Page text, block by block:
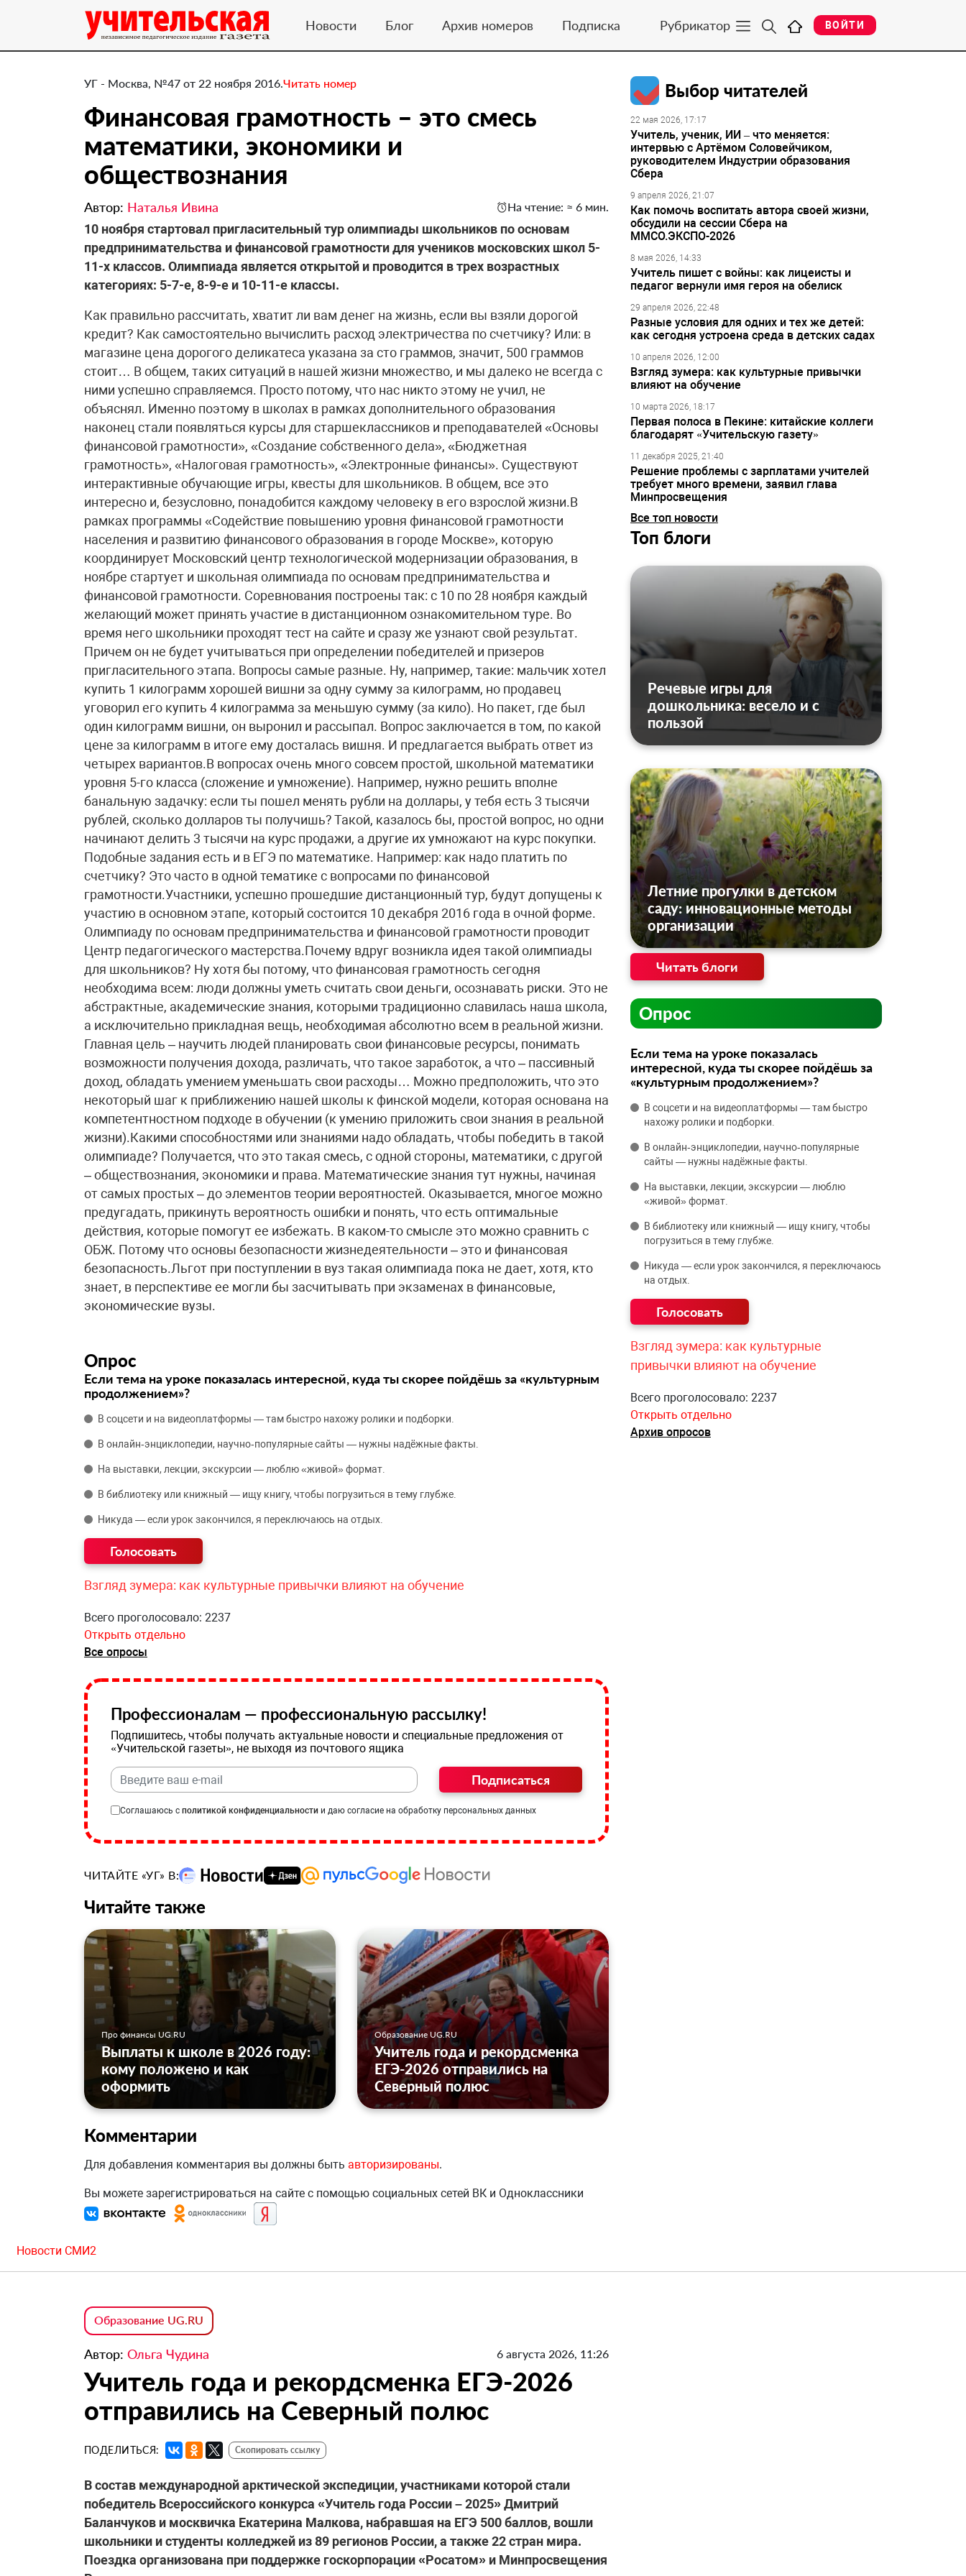
Новости Блог Архив номеров Подписка Рубрикатор ВОЙТИ
УГ - Москва, №47 от 22 ноября 2016.Читать номер
​Финансовая грамотность – это смесь
математики, экономики и
обществознания
Автор: Наталья Ивина На чтение: ≈ 6 мин.
10 ноября стартовал пригласительный тур олимпиады школьников по основам
предпринимательства и финансовой грамотности для учеников московских школ 5-
11-х классов. Олимпиада является открытой и проводится в трех возрастных
категориях: 5-7-е, 8-9-е и 10-11-е классы.
Как правильно рассчитать, хватит ли вам денег на жизнь, если вы взяли дорогой
кредит? Как самостоятельно вычислить расход электричества по счетчику? Или: в
магазине цена дорогого деликатеса указана за сто граммов, значит, 500 граммов
стоит… В общем, таких ситуаций в нашей жизни множество, и мы далеко не всегда с
ними успешно справляемся. Просто потому, что нас никто этому не учил, не
объяснял. Именно поэтому в школах в рамках дополнительного образования
наконец стали появляться курсы для старшеклассников и преподавателей «Основы
финансовой грамотности», «Создание собственного дела», «Бюджетная
грамотность», «Налоговая грамотность», «Электронные финансы». Существуют
интерактивные обучающие игры, квесты для школьников. В общем, все это
интересно и, безусловно, понадобится каждому человеку в его взрослой жизни.В
рамках программы «Содействие повышению уровня финансовой грамотности
населения и развитию финансового образования в городе Москве», которую
координирует Московский центр технологической модернизации образования, в
ноябре стартует и школьная олимпиада по основам предпринимательства и
финансовой грамотности. Соревнования построены так: с 10 по 28 ноября каждый
желающий может принять участие в дистанционном ознакомительном туре. Во
время него школьники проходят тест на сайте и сразу же узнают свой результат.
Причем он не будет учитываться при определении победителей и призеров
пригласительного этапа. Вопросы самые разные. Ну, например, такие: мальчик хотел
купить 1 килограмм хорошей вишни за одну сумму за килограмм, но продавец
уговорил его купить 4 килограмма за меньшую сумму (за кило). Но пакет, где был
один килограмм вишни, он выронил и рассыпал. Вопрос заключается в том, по какой
цене за килограмм в итоге ему досталась вишня. И предлагается выбрать ответ из
четырех вариантов.В вопросах очень много совсем простой, школьной математики
уровня 5-го класса (сложение и умножение). Например, нужно решить вполне
банальную задачку: если ты пошел менять рубли на доллары, у тебя есть 3 тысячи
рублей, сколько долларов ты получишь? Такой, казалось бы, простой вопрос, но одни
начинают делить 3 тысячи на курс продажи, а другие их умножают на курс покупки.
Подобные задания есть и в ЕГЭ по математике. Например: как надо платить по
счетчику? Это часто в одной тематике с вопросами по финансовой
грамотности.Участники, успешно прошедшие дистанционный тур, будут допущены к
участию в основном этапе, который состоится 10 декабря 2016 года в очной форме.
Олимпиаду по основам предпринимательства и финансовой грамотности проводит
Центр педагогического мастерства.Почему вдруг возникла идея такой олимпиады
для школьников? Ну хотя бы потому, что финансовая грамотность сегодня
необходима всем: люди должны уметь считать свои деньги, осознавать риски. Это не
абстрактные, академические знания, которыми традиционно славилась наша школа,
а исключительно прикладная вещь, необходимая абсолютно всем в реальной жизни.
Главная цель – научить людей планировать свои финансовые ресурсы, понимать
возможности получения дохода, различать, что такое заработок, а что – пассивный
доход, обладать умением уменьшать свои расходы… Можно предположить, что это
некоторый шаг к приближению нашей школы к финской модели, которая основана на
компетентностном подходе в обучении (к умению приложить свои знания в реальной
жизни).Какими способностями или знаниями надо обладать, чтобы победить в такой
олимпиаде? Получается, что это такая смесь, с одной стороны, математики, с другой
– обществознания, экономики и права. Математические знания тут нужны, начиная
от самых простых – до элементов теории вероятностей. Оказывается, многое можно
предугадать, прикинуть вероятность ошибки и понять, что есть оптимальные
действия, которые помогут ее избежать. В каком-то смысле это можно сравнить с
ОБЖ. Потому что основы безопасности жизнедеятельности – это и финансовая
безопасность.Льгот при поступлении в вуз такая олимпиада пока не дает, хотя, кто
знает, в перспективе ее могли бы засчитывать при экзаменах в финансовые,
экономические вузы.
Опрос
Если тема на уроке показалась интересной, куда ты скорее пойдёшь за «культурным
продолжением»?
В соцсети и на видеоплатформы — там быстро нахожу ролики и подборки.
В онлайн‑энциклопедии, научно‑популярные сайты — нужны надёжные факты.
На выставки, лекции, экскурсии — люблю «живой» формат.
В библиотеку или книжный — ищу книгу, чтобы погрузиться в тему глубже.
Никуда — если урок закончился, я переключаюсь на отдых.
Взгляд зумера: как культурные привычки влияют на обучение
Всего проголосовало: 2237
Открыть отдельно
Все опросы
Профессионалам — профессиональную рассылку!
Подпишитесь, чтобы получать актуальные новости и специальные предложения от
«Учительской газеты», не выходя из почтового ящика
Подписаться
Соглашаюсь с политикой конфиденциальности и даю согласие на обработку персональных данных
ЧИТАЙТЕ «УГ» В:
Читайте также
Про финансы UG.RU
Выплаты к школе в 2026 году:
кому положено и как
оформить
Образование UG.RU
Учитель года и рекордсменка
ЕГЭ-2026 отправились на
Северный полюс
Комментарии
Для добавления комментария вы должны быть авторизированы.
Вы можете зарегистрироваться на сайте с помощью социальных сетей ВК и Одноклассники
Выбор читателей
22 мая 2026, 17:17
Учитель, ученик, ИИ – что меняется:
интервью с Артёмом Соловейчиком,
руководителем Индустрии образования
Сбера
9 апреля 2026, 21:07
Как помочь воспитать автора своей жизни,
обсудили на сессии Сбера на
ММСО.ЭКСПО-2026
8 мая 2026, 14:33
Учитель пишет с войны: как лицеисты и
педагог вернули имя героя на обелиск
29 апреля 2026, 22:48
Разные условия для одних и тех же детей:
как сегодня устроена среда в детских садах
10 апреля 2026, 12:00
Взгляд зумера: как культурные привычки
влияют на обучение
10 марта 2026, 18:17
Первая полоса в Пекине: китайские коллеги
благодарят «Учительскую газету»
11 декабря 2025, 21:40
Решение проблемы с зарплатами учителей
требует много времени, заявил глава
Минпросвещения
Все топ новости
Топ блоги
Речевые игры для
дошкольника: весело и с
пользой
Летние прогулки в детском
саду: инновационные методы
организации
Читать блоги
Опрос
Если тема на уроке показалась
интересной, куда ты скорее пойдёшь за
«культурным продолжением»?
В соцсети и на видеоплатформы — там быстро
нахожу ролики и подборки.
В онлайн‑энциклопедии, научно‑популярные
сайты — нужны надёжные факты.
На выставки, лекции, экскурсии — люблю
«живой» формат.
В библиотеку или книжный — ищу книгу, чтобы
погрузиться в тему глубже.
Никуда — если урок закончился, я переключаюсь
на отдых.
Взгляд зумера: как культурные
привычки влияют на обучение
Всего проголосовало: 2237
Открыть отдельно
Архив опросов
Новости СМИ2
Образование UG.RU
Автор: Ольга Чудина 6 августа 2026, 11:26
Учитель года и рекордсменка ЕГЭ-2026
отправились на Северный полюс
ПОДЕЛИТЬСЯ: Скопировать ссылку
В состав международной арктической экспедиции, участниками которой стали
победитель Всероссийского конкурса «Учитель года России – 2025» Дмитрий
Баланчуков и москвичка Екатерина Малкова, набравшая на ЕГЭ 500 баллов, вошли
школьники и студенты колледжей из 89 регионов России, а также 22 стран мира.
Поездка организована при поддержке госкорпорации «Росатом» и Минпросвещения